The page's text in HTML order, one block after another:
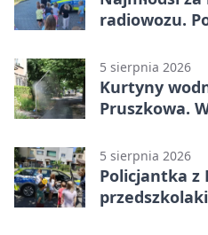
radiowozu.
5 sierpnia 2026
Kurtyny
Pruszkowa.
5 sierpnia 2026
Policjantka z